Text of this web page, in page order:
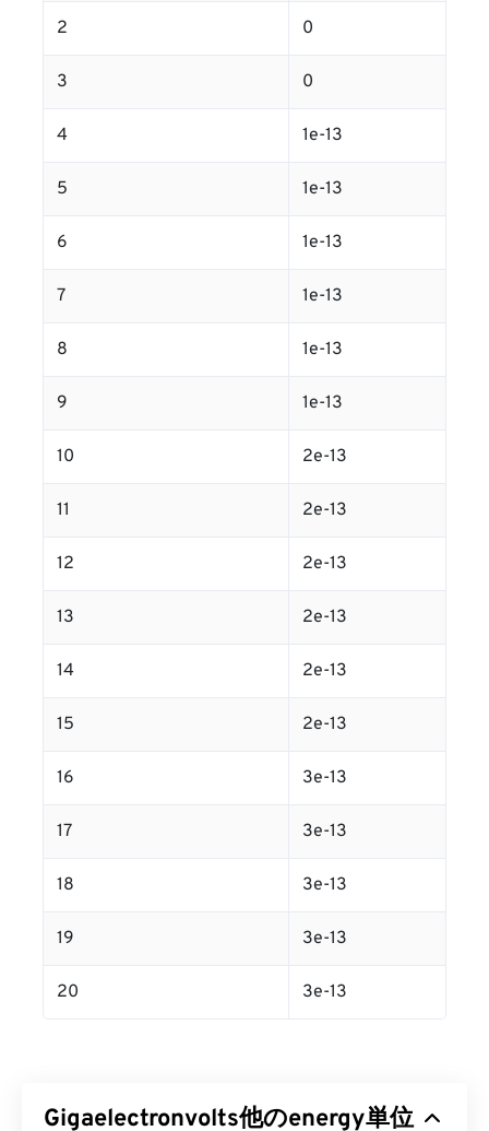
2 0
3 0
4 1e-13
5 1e-13
6 1e-13
7 1e-13
8 1e-13
9 1e-13
10 2e-13
11 2e-13
12 2e-13
13 2e-13
14 2e-13
15 2e-13
16 3e-13
17 3e-13
18 3e-13
19 3e-13
20 3e-13
Gigaelectronvolts他のenergy単位